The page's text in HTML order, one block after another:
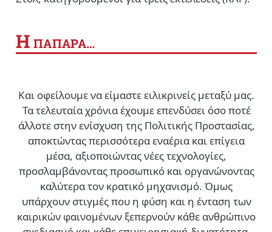
Η ΠΑΠΑΡΑ…
Και οφείλουμε να είμαστε ειλικρινείς μεταξύ μας.
Τα τελευταία χρόνια έχουμε επενδύσει όσο ποτέ
άλλοτε στην ενίσχυση της Πολιτικής Προστασίας,
αποκτώντας περισσότερα εναέρια και επίγεια
μέσα, αξιοποιώντας νέες τεχνολογίες,
προσλαμβάνοντας προσωπικό και οργανώνοντας
καλύτερα τον κρατικό μηχανισμό. Όμως
υπάρχουν στιγμές που η φύση και η ένταση των
καιρικών φαινομένων ξεπερνούν κάθε ανθρώπινο